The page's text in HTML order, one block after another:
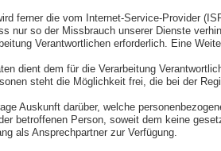
ferner die vom Internet-Service-Provider
nur so der Missbrauch unserer Dienste
Verantwortlichen erforderlich. Eine
dient dem für die Verarbeitung
steht die Möglichkeit frei, die bei der
Auskunft darüber, welche
betroffenen Person, soweit dem keine
als Ansprechpartner zur Verfügung.